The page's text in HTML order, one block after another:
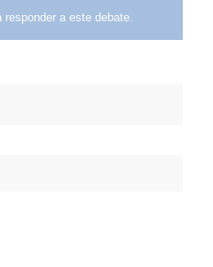
responder a este debate.